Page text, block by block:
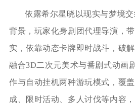
依露希尔星晓以现实与梦境
背景，玩家化身剧团代理导演，
实，依靠动态卡牌即时战斗，破
融合3D二次元美术与番剧式动画
作与自动挂机两种游玩模式，覆
成、限时活动、多人讨伐等内容